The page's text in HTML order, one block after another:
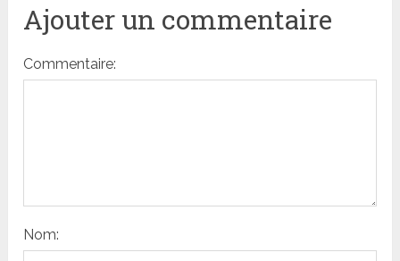
Ajouter un commentaire
Commentaire:
Nom: